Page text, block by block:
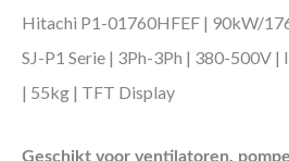
Hitachi P1-01760HFEF | 90kW/
SJ-P1 Serie | 3Ph-3Ph | 380-500V
| 55kg | TFT Display
Geschikt voor ventilatoren,